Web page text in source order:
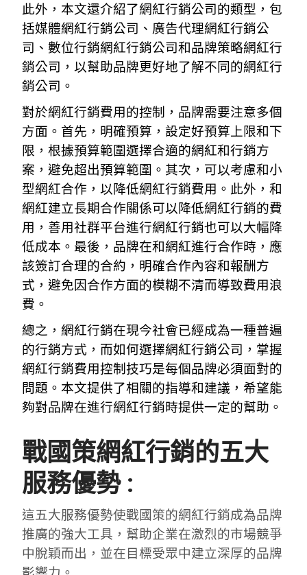
此外，本文還介紹了網紅行銷公司的類型，包
括媒體網紅行銷公司、廣告代理網紅行銷公
司、數位行銷網紅行銷公司和品牌策略網紅行
銷公司，以幫助品牌更好地了解不同的網紅行
銷公司。
對於網紅行銷費用的控制，品牌需要注意多個
方面。首先，明確預算，設定好預算上限和下
限，根據預算範圍選擇合適的網紅和行銷方
案，避免超出預算範圍。其次，可以考慮和小
型網紅合作，以降低網紅行銷費用。此外，和
網紅建立長期合作關係可以降低網紅行銷的費
用，善用社群平台進行網紅行銷也可以大幅降
低成本。最後，品牌在和網紅進行合作時，應
該簽訂合理的合約，明確合作內容和報酬方
式，避免因合作方面的模糊不清而導致費用浪
費。
總之，網紅行銷在現今社會已經成為一種普遍
的行銷方式，而如何選擇網紅行銷公司，掌握
網紅行銷費用控制技巧是每個品牌必須面對的
問題。本文提供了相關的指導和建議，希望能
夠對品牌在進行網紅行銷時提供一定的幫助。
戰國策網紅行銷的五大
服務優勢 :
這五大服務優勢使戰國策的網紅行銷成為品牌
推廣的強大工具，幫助企業在激烈的市場競爭
中脫穎而出，並在目標受眾中建立深厚的品牌